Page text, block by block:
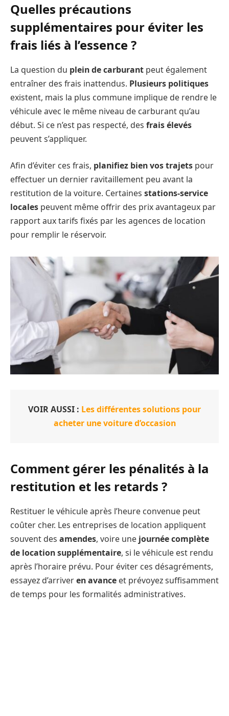
Quelles précautions
supplémentaires pour éviter les
frais liés à l’essence ?
La question du plein de carburant peut également
entraîner des frais inattendus. Plusieurs politiques
existent, mais la plus commune implique de rendre le
véhicule avec le même niveau de carburant qu’au
début. Si ce n’est pas respecté, des frais élevés
peuvent s’appliquer.
Afin d’éviter ces frais, planifiez bien vos trajets pour
effectuer un dernier ravitaillement peu avant la
restitution de la voiture. Certaines stations-service
locales peuvent même offrir des prix avantageux par
rapport aux tarifs fixés par les agences de location
pour remplir le réservoir.
VOIR AUSSI : Les différentes solutions pour
acheter une voiture d’occasion
Comment gérer les pénalités à la
restitution et les retards ?
Restituer le véhicule après l’heure convenue peut
coûter cher. Les entreprises de location appliquent
souvent des amendes, voire une journée complète
de location supplémentaire, si le véhicule est rendu
après l’horaire prévu. Pour éviter ces désagréments,
essayez d’arriveren avance et prévoyez suffisamment
de temps pour les formalités administratives.